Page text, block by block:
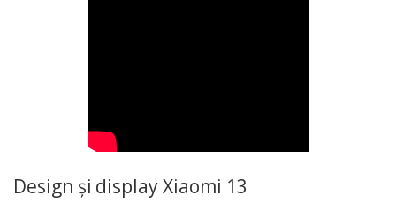
Design și display Xiaomi 13